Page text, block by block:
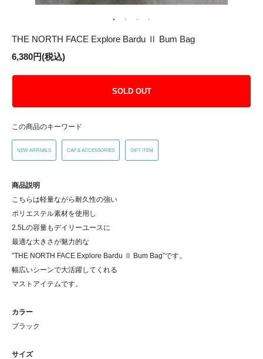
THE NORTH FACE Explore Bardu Ⅱ Bum Bag
6,380円(税込)
SOLD OUT
この商品のキーワード
NEW ARRIVALS CAP & ACCESSORIES GIFT ITEM
商品説明
こちらは軽量ながら耐久性の強い
ポリエステル素材を使用し
2.5Lの容量もデイリーユースに
最適な大きさが魅力的な
”THE NORTH FACE Explore Bardu Ⅱ Bum Bag”です。
幅広いシーンで大活躍してくれる
マストアイテムです。
カラー
ブラック
サイズ